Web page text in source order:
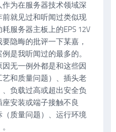
为在服务器技术领域深
就见过和听闻过类似现
服务器主板上的EPS 12V
隐晦的批评一下某嘉，
是我听闻过的最多的。
无一例外都是和这些因
和质量问题）、插头老
负载过高或超出安全负
安装或端子接触不良
（质量问题）、运行环境